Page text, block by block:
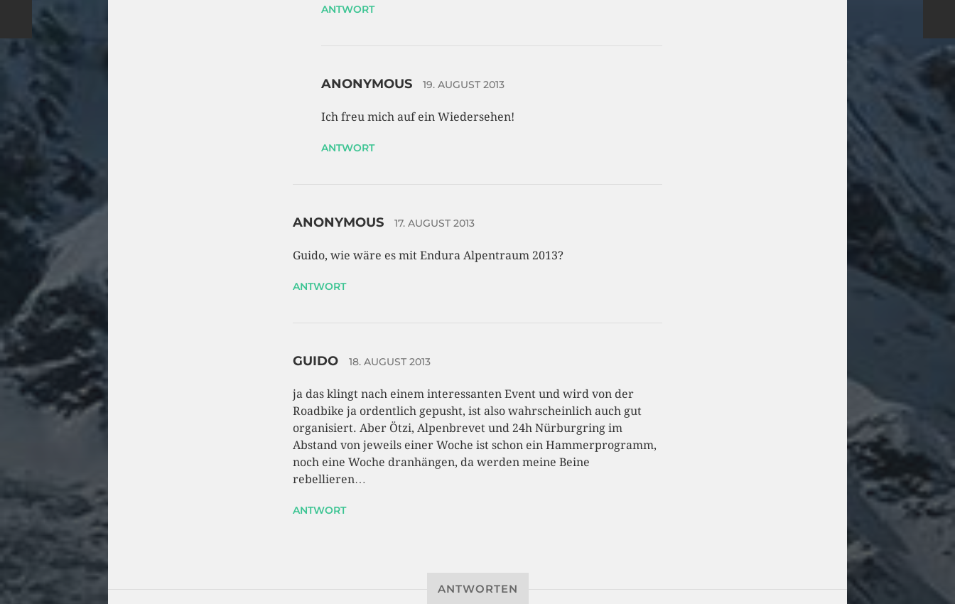
ANTWORT
ANONYMOUS 19. AUGUST 2013
Ich freu mich auf ein Wiedersehen!
ANTWORT
ANONYMOUS 17. AUGUST 2013
Guido, wie wäre es mit Endura Alpentraum 2013?
ANTWORT
GUIDO 18. AUGUST 2013
ja das klingt nach einem interessanten Event und wird von der
Roadbike ja ordentlich gepusht, ist also wahrscheinlich auch gut
organisiert. Aber Ötzi, Alpenbrevet und 24h Nürburgring im
Abstand von jeweils einer Woche ist schon ein Hammerprogramm,
noch eine Woche dranhängen, da werden meine Beine
rebellieren…
ANTWORT
ANTWORTEN